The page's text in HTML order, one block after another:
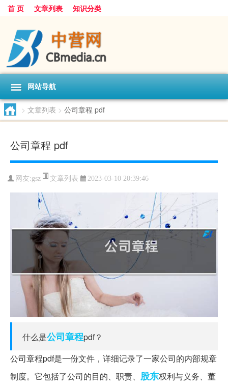
首 页 文章列表 知识分类
网站导航
> 文章列表 > 公司章程 pdf
公司章程 pdf
网友:gsz 文章列表 2023-03-10 20:39:46
什么是公司章程pdf？
公司章程pdf是一份文件，详细记录了一家公司的内部规章
制度。它包括了公司的目的、职责、 股东权利与义务、董